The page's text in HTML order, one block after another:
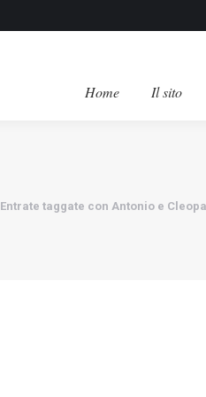
Home Il sito
Entrate taggate con Antonio e